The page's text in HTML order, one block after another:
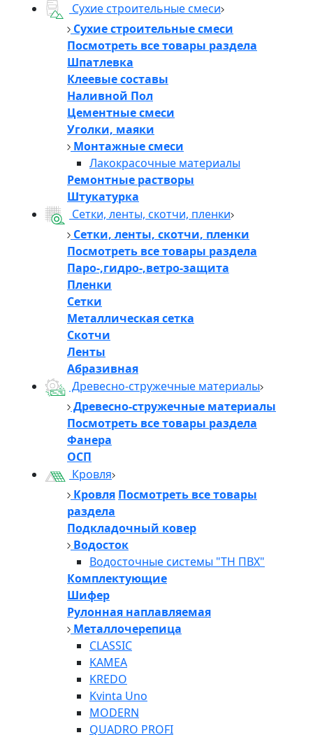
Сухие строительные смеси
Сухие строительные смеси
Посмотреть все товары раздела
Шпатлевка
Клеевые составы
Наливной Пол
Цементные смеси
Уголки, маяки
Монтажные смеси
Лакокрасочные материалы
Ремонтные растворы
Штукатурка
Сетки, ленты, скотчи, пленки
Сетки, ленты, скотчи, пленки
Посмотреть все товары раздела
Паро-,гидро-,ветро-защита
Пленки
Сетки
Металлическая сетка
Скотчи
Ленты
Абразивная
Древесно-стружечные материалы
Древесно-стружечные материалы
Посмотреть все товары раздела
Фанера
ОСП
Кровля
Кровля Посмотреть все товары
раздела
Подкладочный ковер
Водосток
Водосточные системы "ТН ПВХ"
Комплектующие
Шифер
Рулонная наплавляемая
Металлочерепица
CLASSIC
KAMEA
KREDO
Kvinta Uno
MODERN
QUADRO PROFI